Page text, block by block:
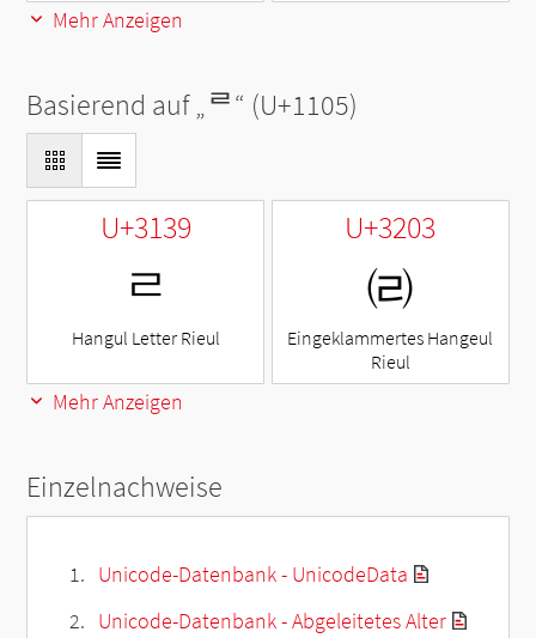
Mehr Anzeigen
Basierend auf „ᄅ“ (U+1105)
U+3139
ㄹ
Hangul Letter Rieul
U+3203
㈃
Eingeklammertes Hangeul
Rieul
Mehr Anzeigen
Einzelnachweise
Unicode-Datenbank - UnicodeData
Unicode-Datenbank - Abgeleitetes Alter